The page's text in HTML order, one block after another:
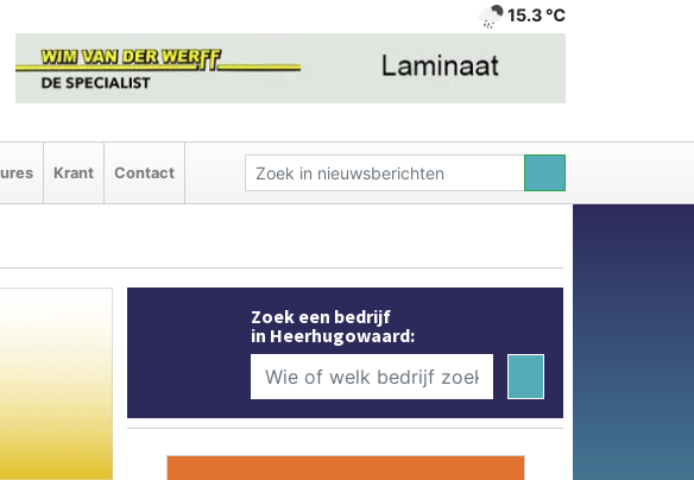
15.3 ℃
Krant Contact
Zoek een bedrijf
in Heerhugowaard: